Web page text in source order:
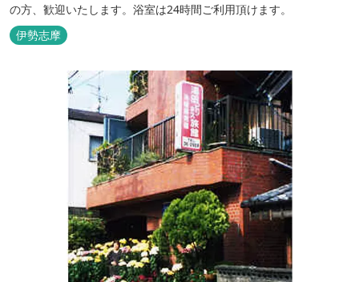
の方、歓迎いたします。浴室は24時間ご利用頂けます。
伊勢志摩